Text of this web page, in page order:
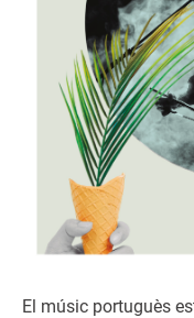
El músic portuguès